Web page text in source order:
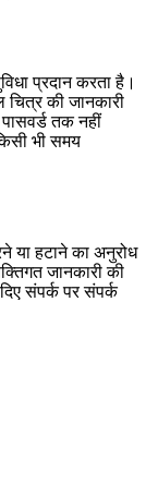
प्रदान करता है।
की जानकारी
तक नहीं
भी समय
या हटाने का अनुरोध
जानकारी की
संपर्क पर संपर्क